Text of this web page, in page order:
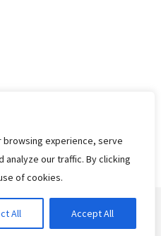
browsing experience, serve
our traffic. By clicking
of cookies.
All Accept All
SA
légales